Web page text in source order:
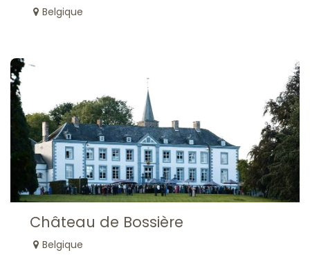
Belgique
Château de Bossière
Belgique